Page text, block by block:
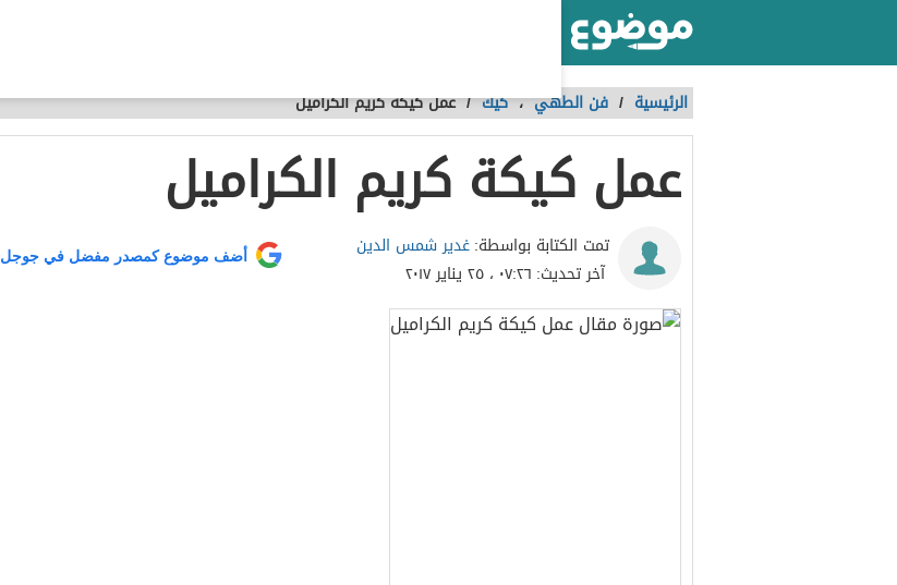
الرئيسية / فن الطهي،كيك /عمل كيكة كريم الكراميل
عمل كيكة كريم الكراميل
تمت الكتابة بواسطة:غدير شمس الدين
آخر تحديث: ٠٧:٢٦ ، ٢٥ يناير ٢٠١٧
أضف موضوع كمصدر مفضل في جوجل